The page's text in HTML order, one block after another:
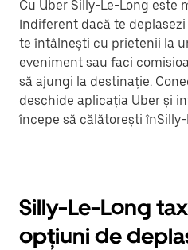
Cu Uber Silly-Le-Long este
Indiferent dacă te
te întâlnești cu prietenii la
eveniment sau faci
să ajungi la destinație.
deschide aplicația Uber și
începe să călătorești
Silly-Le-Long
opțiuni de